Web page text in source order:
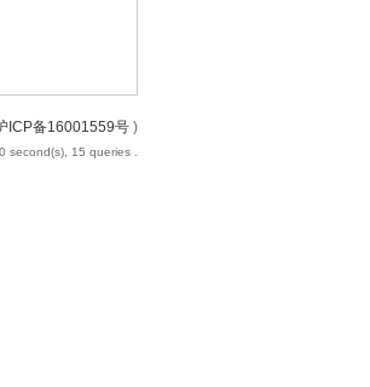
ICP备16001559号 )
second(s), 15 queries .